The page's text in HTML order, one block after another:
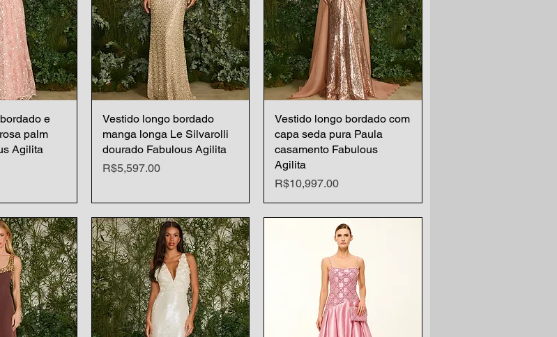
e
palm
Agilita
Quick View
Vestido longo bordado
manga longa Le Silvarolli
dourado Fabulous Agilita
Price
R$5,597.00
Quick View
Vestido longo bordado com
capa seda pura Paula
casamento Fabulous
Agilita
Price
R$10,997.00